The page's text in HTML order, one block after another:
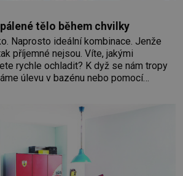
tělo během chvilky
Naprosto ideální kombinace. Jenže
příjemné nejsou. Víte, jakými
rychle ochladit? K dyž se nám tropy
úlevu v bazénu nebo pomocí